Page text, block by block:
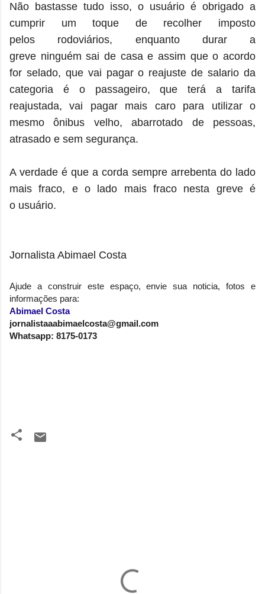
Não bastasse tudo isso, o usuário é obrigado a
cumprir um toque de recolher imposto
pelos rodoviários, enquanto durar a
greve ninguém sai de casa e assim que o acordo
for selado, que vai pagar o reajuste de salario da
categoria é o passageiro, que terá a tarifa
reajustada, vai pagar mais caro para utilizar o
mesmo ônibus velho, abarrotado de pessoas,
atrasado e sem segurança.
A verdade é que a corda sempre arrebenta do lado
mais fraco, e o lado mais fraco nesta greve é
o usuário.
Jornalista Abimael Costa
Ajude a construir este espaço, envie sua noticia, fotos e
informações para:
Abimael Costa
jornalistaaabimaelcosta@gmail.com
Whatsapp: 8175-0173